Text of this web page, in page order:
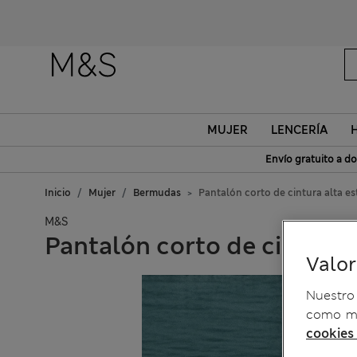
MUJER LENCERÍA
Envío gratuito a
Inicio Mujer Bermudas Pantalón corto de cintura alta
M&S
Pantalón corto de cintura
como